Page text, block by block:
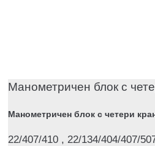
Mанометричен блок с
Mанометричен блок с четери
22/407/410 , 22/134/404/407/